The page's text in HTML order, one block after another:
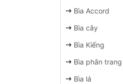
Bìa Accord
Bìa cây
Bìa Kiếng
Bìa phân trang
Bìa lá